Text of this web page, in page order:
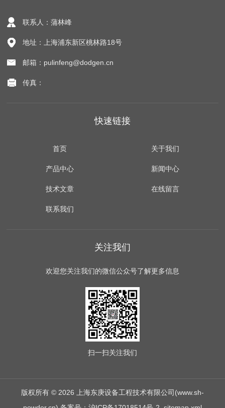
联系人：蒲林峰
地址：上海浦东新区桃林路18号
邮箱：pulinfeng@dodgen.cn
传真：
快速链接
首页 关于我们
产品中心 新闻中心
技术文章 在线留言
联系我们
关注我们
欢迎您关注我们的微信公众号了解更多信息
扫一扫关注我们
版权所有 © 2026 上海东庚设备工程技术有限公司(www.sh-